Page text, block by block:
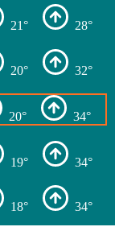
21° 28°
20° 32°
20° 34°
19° 34°
18° 34°